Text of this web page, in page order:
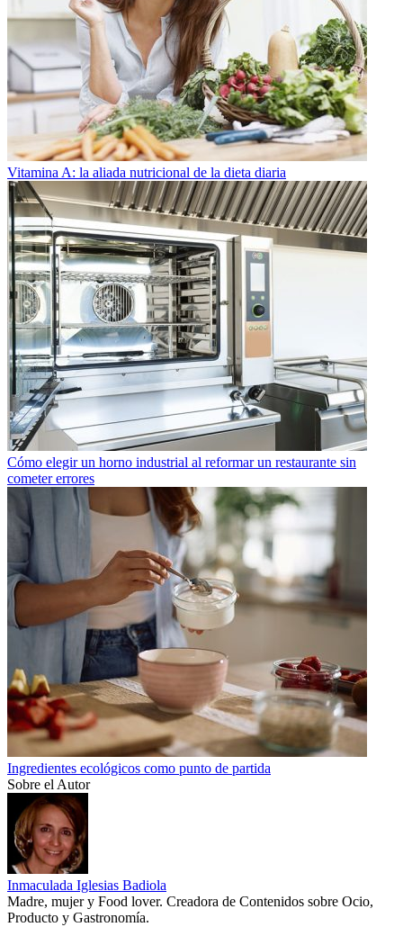
Vitamina A: la aliada nutricional de la dieta diaria
Cómo elegir un horno industrial al reformar un restaurante sin
cometer errores
Ingredientes ecológicos como punto de partida
Sobre el Autor
Inmaculada Iglesias Badiola
Madre, mujer y Food lover. Creadora de Contenidos sobre Ocio,
Producto y Gastronomía.